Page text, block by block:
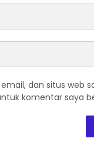
dan situs web
komentar saya